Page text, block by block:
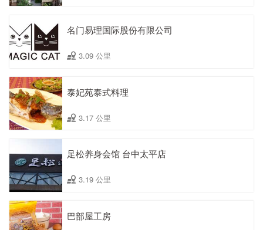
名门易理国际股份有限公司
3.09 公里
泰妃苑泰式料理
3.17 公里
足松养身会馆 台中太平店
3.19 公里
巴部屋工房